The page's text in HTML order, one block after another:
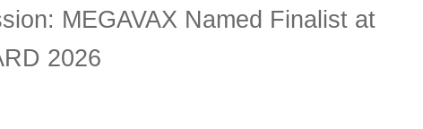
MEGAVAX Named Finalist at
2026